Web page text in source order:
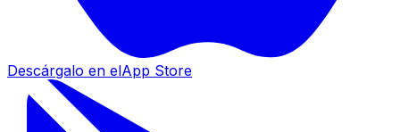
Descárgalo en elApp Store